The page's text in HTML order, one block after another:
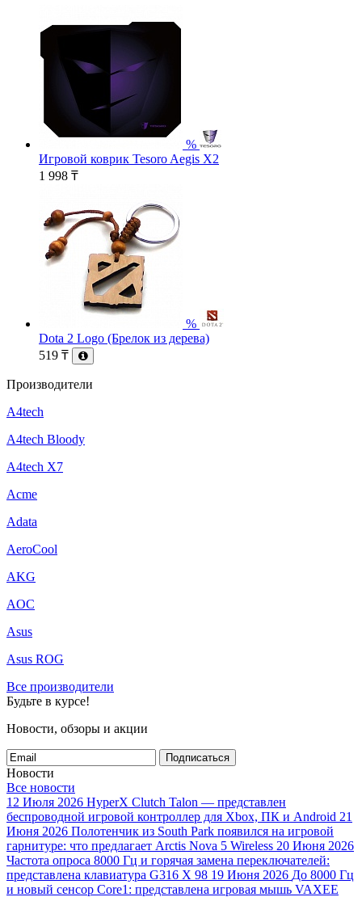
%
Игровой коврик Tesoro Aegis X2
1 998 ₸
%
Dota 2 Logo (Брелок из дерева)
519 ₸
Производители
A4tech
A4tech Bloody
A4tech X7
Acme
Adata
AeroCool
AKG
AOC
Asus
Asus ROG
Все производители
Будьте в курсе!
Новости, обзоры и акции
Подписаться
Новости
Все новости
12 Июля 2026 HyperX Clutch Talon — представлен
беспроводной игровой контроллер для Xbox, ПК и Android 21
Июня 2026 Полотенчик из South Park появился на игровой
гарнитуре: что предлагает Arctis Nova 5 Wireless 20 Июня 2026
Частота опроса 8000 Гц и горячая замена переключателей:
представлена клавиатура G316 X 98 19 Июня 2026 До 8000 Гц
и новый сенсор Core1: представлена игровая мышь VAXEE